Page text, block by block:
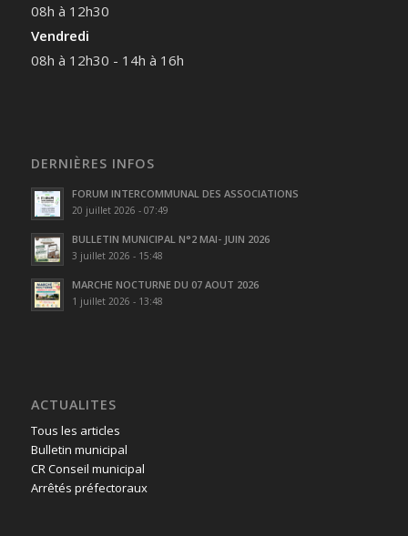
08h à 12h30
Vendredi
08h à 12h30 - 14h à 16h
DERNIÈRES INFOS
FORUM INTERCOMMUNAL DES ASSOCIATIONS
20 juillet 2026 - 07:49
BULLETIN MUNICIPAL N°2 MAI- JUIN 2026
3 juillet 2026 - 15:48
MARCHE NOCTURNE DU 07 AOUT 2026
1 juillet 2026 - 13:48
ACTUALITES
Tous les articles
Bulletin municipal
CR Conseil municipal
Arrêtés préfectoraux